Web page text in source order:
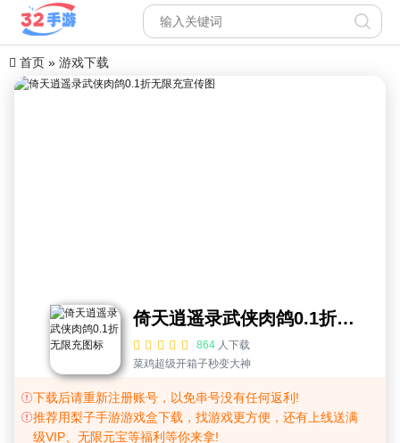
首页 » 游戏下载
倚天逍遥录武侠肉鸽0.1折无限充
864人下载
菜鸡超级开箱子秒变大神
下载后请重新注册账号，以免串号没有任何返利!
推荐用梨子手游游戏盒下载，找游戏更方便，还有上线送满
级VIP、无限元宝等福利等你来拿!